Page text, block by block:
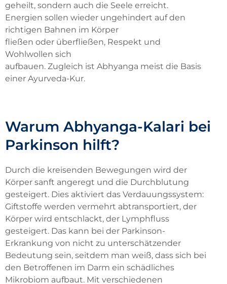
geheilt, sondern auch die Seele erreicht.
Energien sollen wieder ungehindert auf den
richtigen Bahnen im Körper
fließen oder überfließen, Respekt und
Wohlwollen sich
aufbauen. Zugleich ist Abhyanga meist die Basis
einer Ayurveda-Kur.
Warum Abhyanga-Kalari bei
Parkinson hilft?
Durch die kreisenden Bewegungen wird der
Körper sanft angeregt und die Durchblutung
gesteigert. Dies aktiviert das Verdauungssystem:
Giftstoffe werden vermehrt abtransportiert, der
Körper wird entschlackt, der Lymphfluss
gesteigert. Das kann bei der Parkinson-
Erkrankung von nicht zu unterschätzender
Bedeutung sein, seitdem man weiß, dass sich bei
den Betroffenen im Darm ein schädliches
Mikrobiom aufbaut. Mit verschiedenen